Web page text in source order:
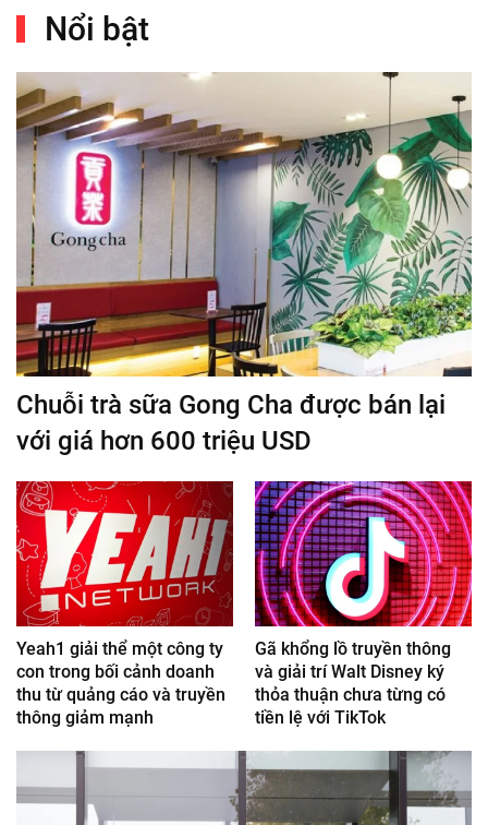
Nổi bật
Chuỗi trà sữa Gong Cha được bán lại
với giá hơn 600 triệu USD
Yeah1 giải thể một công ty
con trong bối cảnh doanh
thu từ quảng cáo và truyền
thông giảm mạnh
Gã khổng lồ truyền thông
và giải trí Walt Disney ký
thỏa thuận chưa từng có
tiền lệ với TikTok